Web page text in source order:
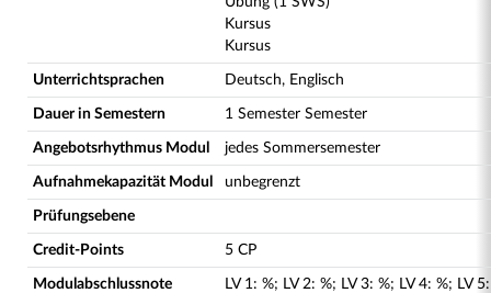
Kursus
Kursus
Unterrichtsprachen Deutsch, Englisch
Dauer in Semestern 1 Semester Semester
Angebotsrhythmus Modul jedes Sommersemester
Aufnahmekapazität Modul unbegrenzt
Prüfungsebene
Credit-Points 5 CP
Modulabschlussnote LV 1: %; LV 2: %; LV 3: %; LV 4: %; LV 5: